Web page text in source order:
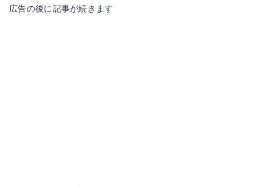
広告の後に記事が続きます